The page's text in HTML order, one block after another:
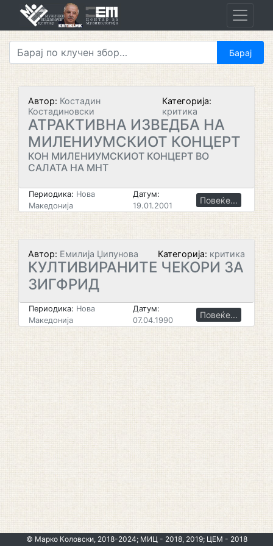
Автор: Костадин
Костадиновски
Категорија:
критика
АТРАКТИВНА ИЗВЕДБА НА
МИЛЕНИУМСКИОТ КОНЦЕРТ
КОН МИЛЕНИУМСКИОТ КОНЦЕРТ ВО
САЛАТА НА МНТ
Периодика: Нова
Македонија
Датум:
19.01.2001
Повеќе...
Автор: Емилија Џипунова Категорија: критика
КУЛТИВИРАНИТЕ ЧЕКОРИ ЗА
ЗИГФРИД
Периодика: Нова
Македонија
Датум:
07.04.1990
Повеќе...
© Марко Коловски, 2018-2024; МИЦ - 2018, 2019; ЦЕМ - 2018